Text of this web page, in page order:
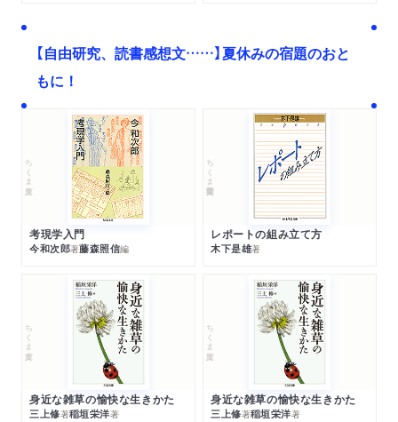
【自由研究、読書感想文……】夏休みの宿題のおと
もに！
ちくま文庫
考現学入門
今和次郎著藤森照信編
ちくま学芸文庫
レポートの組み立て方
木下是雄著
ちくま文庫
身近な雑草の愉快な生きかた
三上修著稲垣栄洋著
ちくま文庫
身近な雑草の愉快な生きかた
三上修著稲垣栄洋著